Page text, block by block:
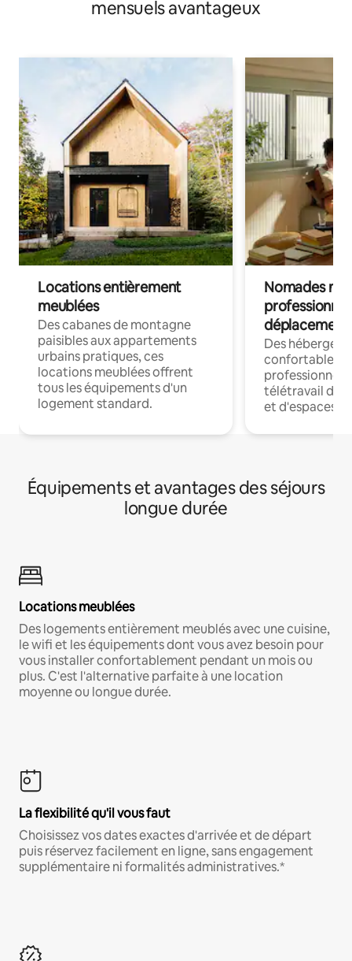
mensuels avantageux
Locations entièrement
meublées
Des cabanes de montagne
paisibles aux appartements
urbains pratiques, ces
locations meublées offrent
tous les équipements d'un
logement standard.
Nomades
déplacement
Des
confortables
professionnels
télétravail
et d'espaces
Équipements et avantages des séjours
longue durée
Locations meublées
Des logements entièrement meublés avec une cuisine,
le wifi et les équipements dont vous avez besoin pour
vous installer confortablement pendant un mois ou
plus. C'est l'alternative parfaite à une location
moyenne ou longue durée.
La flexibilité qu'il vous faut
Choisissez vos dates exactes d'arrivée et de départ
puis réservez facilement en ligne, sans engagement
supplémentaire ni formalités administratives.*